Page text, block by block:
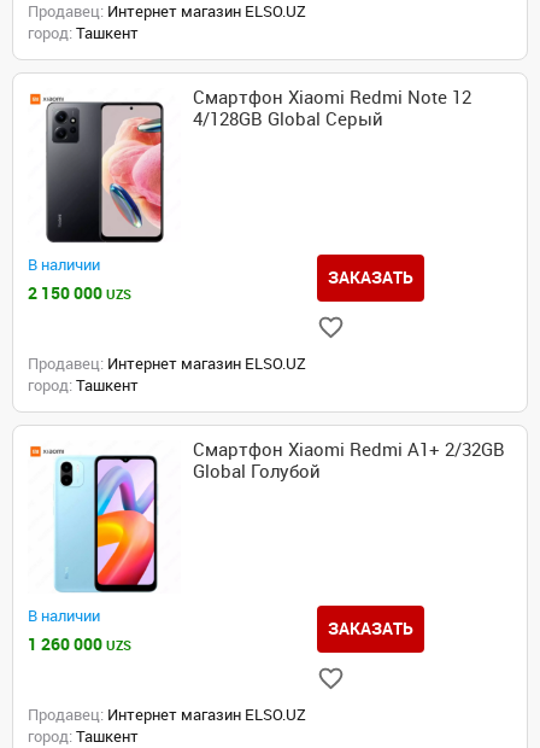
Продавец: Интернет магазин ELSO.UZ
город: Ташкент
Смартфон Xiaomi Redmi Note 12
4/128GB Global Серый
В наличии
2 150 000 UZS
ЗАКАЗАТЬ
Продавец: Интернет магазин ELSO.UZ
город: Ташкент
Смартфон Xiaomi Redmi A1+ 2/32GB
Global Голубой
В наличии
1 260 000 UZS
ЗАКАЗАТЬ
Продавец: Интернет магазин ELSO.UZ
город: Ташкент